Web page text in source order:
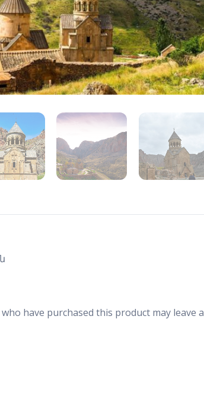
have purchased this product may leave a